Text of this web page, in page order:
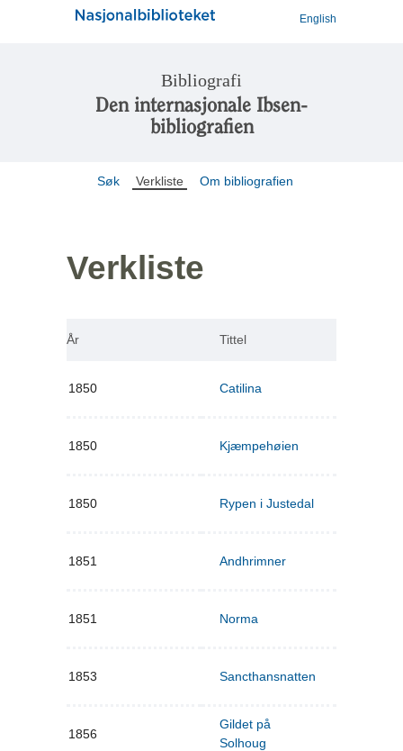
English
Bibliografi
Den internasjonale Ibsen-
bibliografien
Søk Verkliste Om bibliografien
Verkliste
År Tittel
1850 Catilina
1850 Kjæmpehøien
1850 Rypen i Justedal
1851 Andhrimner
1851 Norma
1853 Sancthansnatten
1856
Gildet på
Solhoug